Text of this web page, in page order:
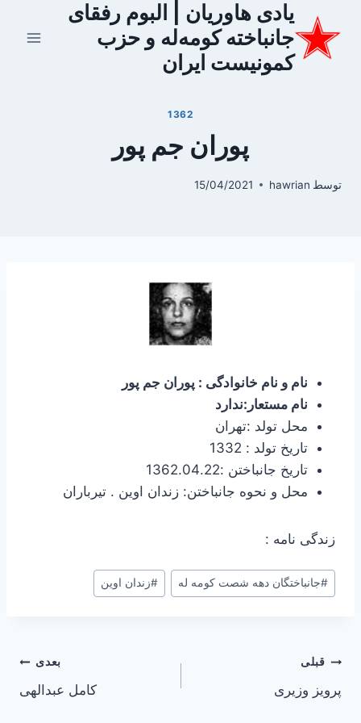
محتوا
یادی هاوریان | البوم رفقای
جانباخته کومه‌له و حزب
کمونیست ایران
1362
پوران جم پور
توسط hawrian
15/04/2021
نام و نام خانوادگی : پوران جم پور
نام مستعار:ندارد
محل تولد :تهران
تاریخ تولد : 1332
تاریخ جانباختن :1362.04.22
محل و نحوه جانباختن: زندان اوین . تیرباران
زندگی نامه :
برچسب‌های
نوشته:
#جانباختگان دهه شصت کومه له #زندان اوین
راهبری
نوشته
قبلی
پرویز وزيری
بعدی
کامل عبدالهی